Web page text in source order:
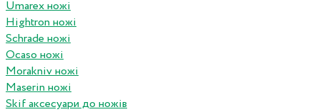
Umarex ножі
Hightron ножі
Schrade ножі
Ocaso ножі
Morakniv ножі
Maserin ножі
Skif аксесуари до ножів